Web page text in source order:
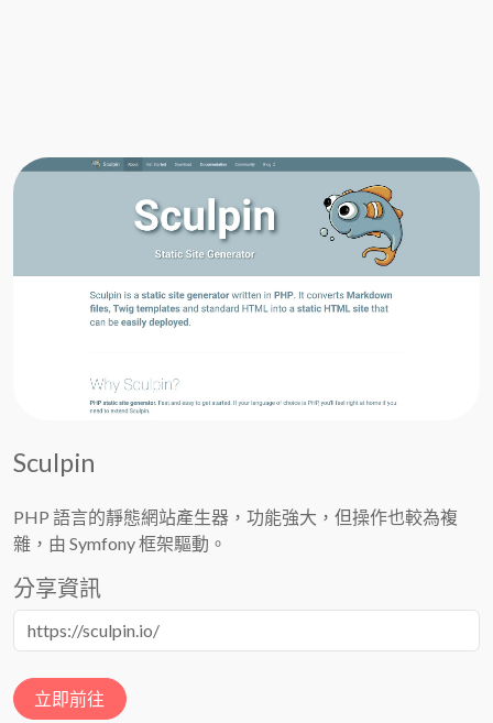
Sculpin
PHP 語言的靜態網站產生器，功能強大，但操作也較為複
雜，由 Symfony 框架驅動。
分享資訊
立即前往